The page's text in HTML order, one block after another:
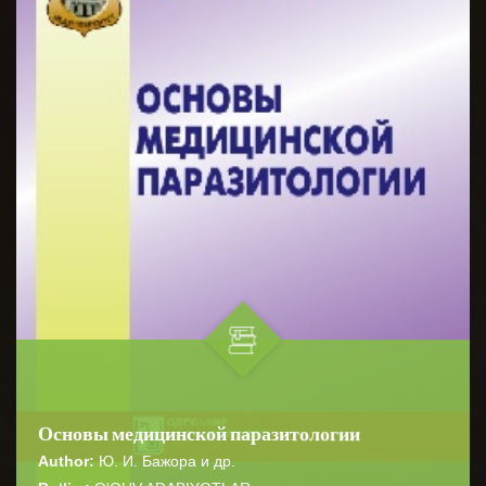
Основы медицинской паразитологии
Author: Ю. И. Бажора и др.